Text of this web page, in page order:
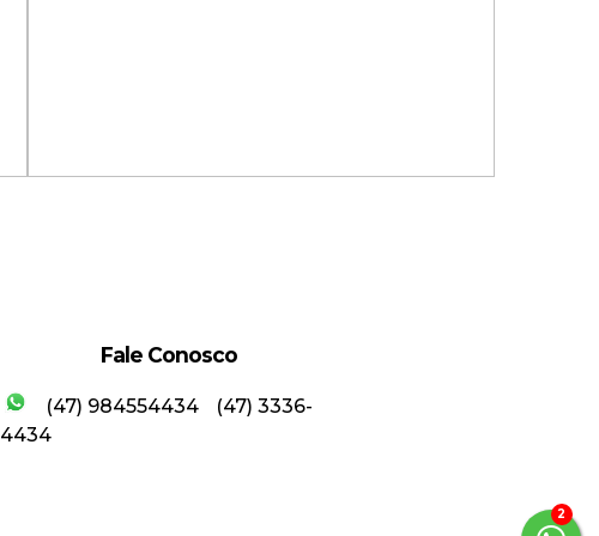
3
Apartamento Mobiliado com 2
Fale Conosco
(47) 984554434
(47) 3336-
4434